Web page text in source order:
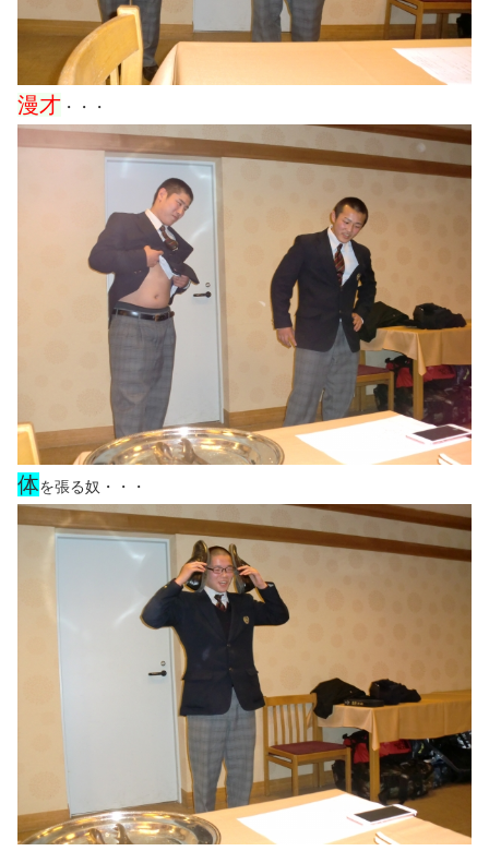
漫才 ・・・
体を張る奴・・・